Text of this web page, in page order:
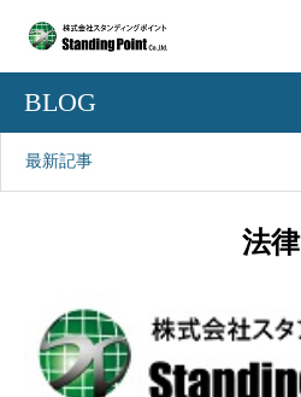
BLOG
最新記事
法律